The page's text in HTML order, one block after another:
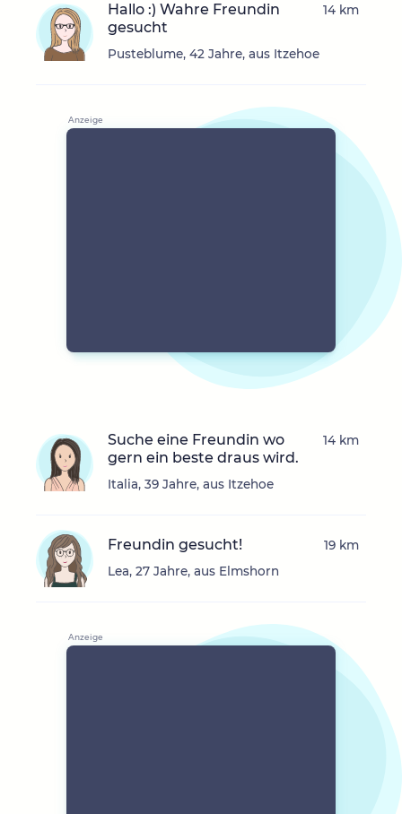
Hallo :) Wahre Freundin
gesucht
Pusteblume, 42 Jahre, aus Itzehoe
14 km
Suche eine Freundin wo
gern ein beste draus wird.
Italia, 39 Jahre, aus Itzehoe
14 km
Freundin gesucht!
Lea, 27 Jahre, aus Elmshorn
19 km